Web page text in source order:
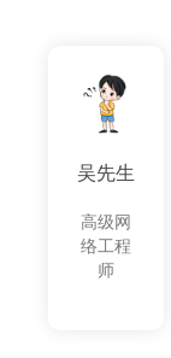
吴先生
高级网
络工程
师